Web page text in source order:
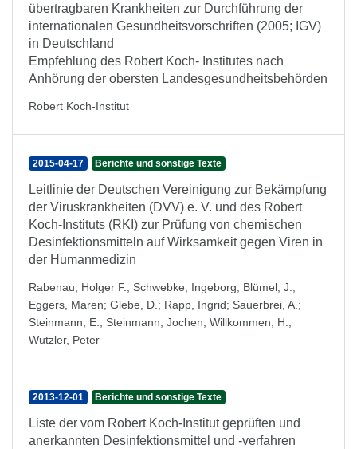
übertragbaren Krankheiten zur Durchführung der
internationalen Gesundheitsvorschriften (2005; IGV)
in Deutschland
Empfehlung des Robert Koch- Institutes nach
Anhörung der obersten Landesgesundheitsbehörden
Robert Koch-Institut
2015-04-17 Berichte und sonstige Texte
Leitlinie der Deutschen Vereinigung zur Bekämpfung
der Viruskrankheiten (DVV) e. V. und des Robert
Koch-Instituts (RKI) zur Prüfung von chemischen
Desinfektionsmitteln auf Wirksamkeit gegen Viren in
der Humanmedizin
Rabenau, Holger F. ; Schwebke, Ingeborg; Blümel, J. ;
Eggers, Maren; Glebe, D. ; Rapp, Ingrid; Sauerbrei, A. ;
Steinmann, E. ; Steinmann, Jochen; Willkommen, H. ;
Wutzler, Peter
2013-12-01 Berichte und sonstige Texte
Liste der vom Robert Koch-Institut geprüften und
anerkannten Desinfektionsmittel und -verfahren